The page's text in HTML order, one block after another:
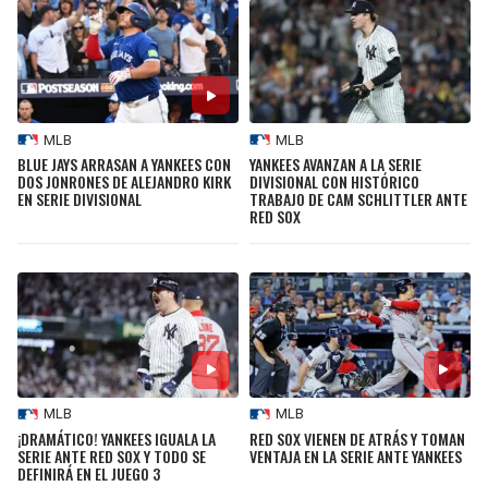
MLB
BLUE JAYS ARRASAN A YANKEES CON
DOS JONRONES DE ALEJANDRO KIRK
EN SERIE DIVISIONAL
MLB
YANKEES AVANZAN A LA SERIE
DIVISIONAL CON HISTÓRICO
TRABAJO DE CAM SCHLITTLER ANTE
RED SOX
MLB
¡DRAMÁTICO! YANKEES IGUALA LA
SERIE ANTE RED SOX Y TODO SE
DEFINIRÁ EN EL JUEGO 3
MLB
RED SOX VIENEN DE ATRÁS Y TOMAN
VENTAJA EN LA SERIE ANTE YANKEES